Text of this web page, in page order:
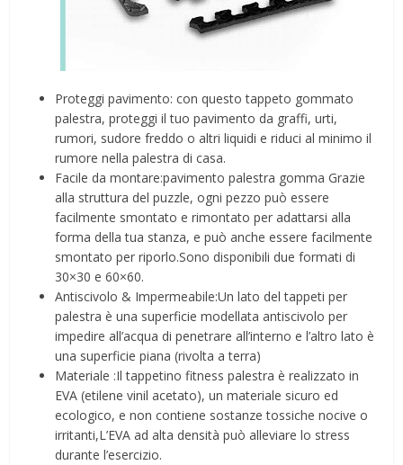
Proteggi pavimento: con questo tappeto gommato
palestra, proteggi il tuo pavimento da graffi, urti,
rumori, sudore freddo o altri liquidi e riduci al minimo il
rumore nella palestra di casa.
Facile da montare:pavimento palestra gomma Grazie
alla struttura del puzzle, ogni pezzo può essere
facilmente smontato e rimontato per adattarsi alla
forma della tua stanza, e può anche essere facilmente
smontato per riporlo.Sono disponibili due formati di
30×30 e 60×60.
Antiscivolo & Impermeabile:Un lato del tappeti per
palestra è una superficie modellata antiscivolo per
impedire all’acqua di penetrare all’interno e l’altro lato è
una superficie piana (rivolta a terra)
Materiale :Il tappetino fitness palestra è realizzato in
EVA (etilene vinil acetato), un materiale sicuro ed
ecologico, e non contiene sostanze tossiche nocive o
irritanti,L’EVA ad alta densità può alleviare lo stress
durante l’esercizio.